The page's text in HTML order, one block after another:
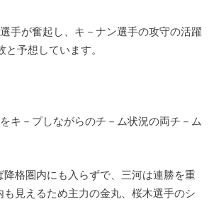
手が奮起し、キ－ナン選手の攻守の活躍
予想しています。
キ－プしながらのチ－ム状況の両チ－ム
降格圏内にも入らずで、三河は連勝を重
見えるため主力の金丸、桜木選手のシ